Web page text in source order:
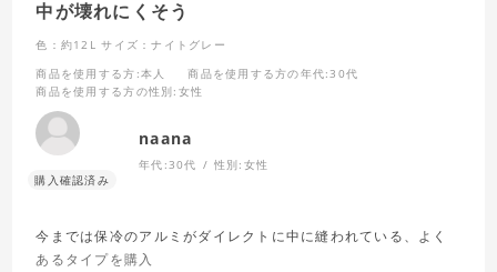
中が壊れにくそう
色：約12L サイズ：ナイトグレー
商品を使用する方 :本人 商品を使用する方の年代:30代
商品を使用する方の性別:女性
naana
年代:30代 性別: 女性
今までは保冷のアルミがダイレクトに中に縫われている、よく
あるタイプを購入